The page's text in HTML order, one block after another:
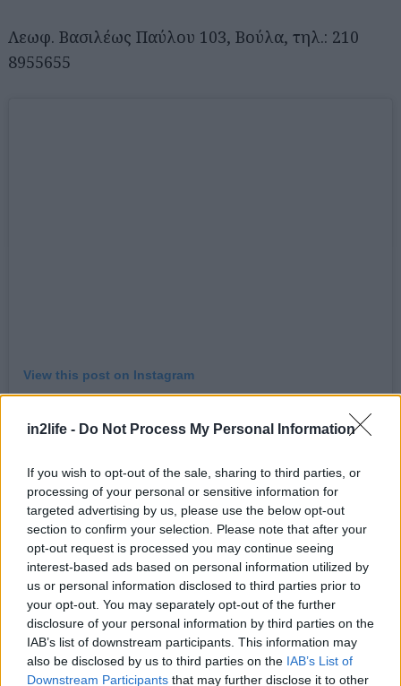
in2life - Do Not Process My Personal Information
If you wish to opt-out of the sale, sharing to third parties, or
processing of your personal or sensitive information for
targeted advertising by us, please use the below opt-out
section to confirm your selection. Please note that after your
opt-out request is processed you may continue seeing
interest-based ads based on personal information utilized by
us or personal information disclosed to third parties prior to
your opt-out. You may separately opt-out of the further
disclosure of your personal information by third parties on the
IAB’s list of downstream participants. This information may
also be disclosed by us to third parties on the IAB’s List of
Downstream Participants that may further disclose it to other
Λεωφ. Βασιλέως Παύλου 103, Βούλα, τηλ.: 210
8955655
View this post on Instagram
Οι κορυφαίες πρώτες ύλες, η ανεβασμένη
ατμόσφαιρα, το πολύ ιδιαίτερο μενού και η
εκλεκτική λίστα κρασιών σε συνδυασμό με το
αστείρευτο πάθος του Στράτου Δρακούλη για το
κρέας είναι τα συστατικά που καθορίζουν το Dry &
Raw το οποίο δικαίως μνημονεύεται ως ένας από
τους ναούς της κρεατοφαγίας στην πρωτεύουσα.
Σε ένα ιδιαίτερα κομψό περιβάλλον,
διακοσμημένο με ξύλο, μέταλλο και δέρμα, με